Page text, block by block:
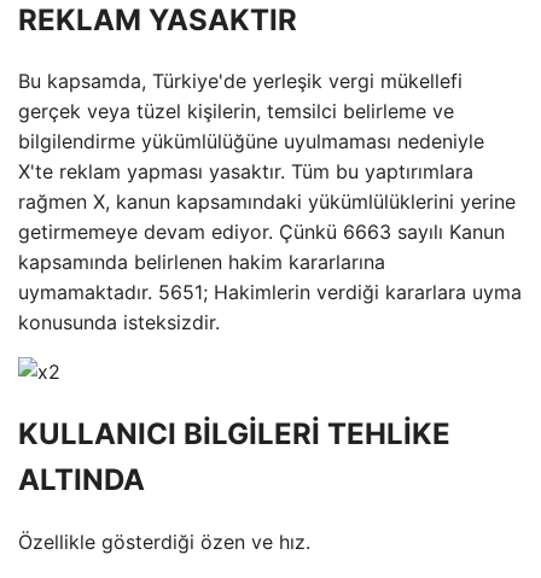
REKLAM YASAKTIR
Bu kapsamda, Türkiye'de yerleşik vergi mükellefi
gerçek veya tüzel kişilerin, temsilci belirleme ve
bilgilendirme yükümlülüğüne uyulmaması nedeniyle
X'te reklam yapması yasaktır. Tüm bu yaptırımlara
rağmen X, kanun kapsamındaki yükümlülüklerini yerine
getirmemeye devam ediyor. Çünkü 6663 sayılı Kanun
kapsamında belirlenen hakim kararlarına
uymamaktadır. 5651; Hakimlerin verdiği kararlara uyma
konusunda isteksizdir.
KULLANICI BİLGİLERİ TEHLİKE
ALTINDA
Özellikle gösterdiği özen ve hız.